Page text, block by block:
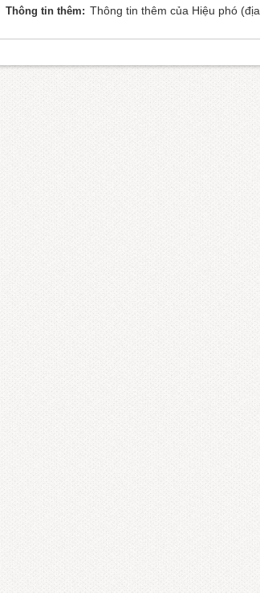
Thông tin thêm: Thông tin thêm của Hiệu phó